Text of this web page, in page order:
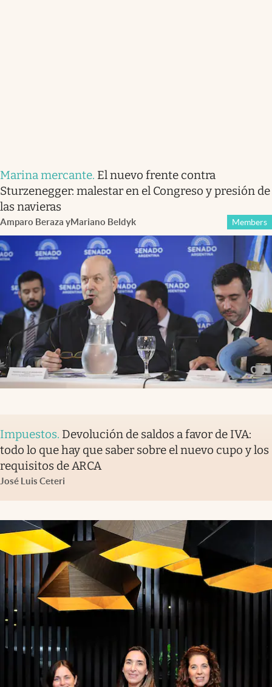
Marina mercante. El nuevo frente contra
Sturzenegger: malestar en el Congreso y presión de
las navieras
Amparo Beraza yMariano Beldyk Members
Impuestos. Devolución de saldos a favor de IVA:
todo lo que hay que saber sobre el nuevo cupo y los
requisitos de ARCA
José Luis Ceteri